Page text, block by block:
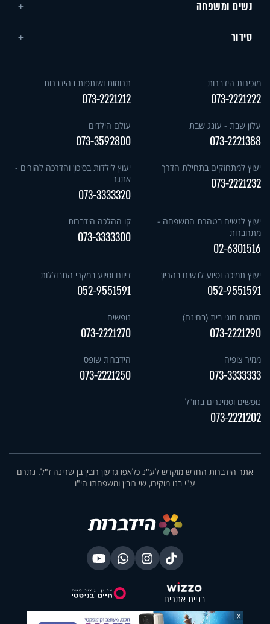
נשים ומשפחה
סידור
מזכירות הידברות
073-2221222
תרומות ושותפות בהידברות
073-2221212
עלון שבת - עונג שבת
073-2221388
עולם הילדים
073-3592800
יעוץ למתחזקים בתחילת הדרך
073-2221232
יעוץ לילדות בסיכון והדרכה להורים -
אתגר
073-3333320
יעוץ לנשים בטהרת המשפחה -
מתחברות
02-6301516
קו ההלכה הידברות
073-3333300
יעוץ תמיכה וסיוע לנשים בהריון
052-9551591
דיווח וסיוע במקרי התבוללות
052-9551591
הזמנת חוגי בית (בחינם)
073-2221290
נופשים
073-2221270
ממיר צופיה
073-3333333
הידברות שופס
073-2221250
נופשים וסמינרים בחו"ל
073-2221202
אתר הידברות החדש מוקדש לע"נ כלאפו גדעון רובין בן שרינה ז"ל. נתרם
ע"י בנו מוקירו, שי רובין ומשפחתו הי"ו
בניית אתרים
X